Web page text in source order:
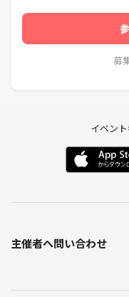
募
イベン
主催者へ問い合わせ